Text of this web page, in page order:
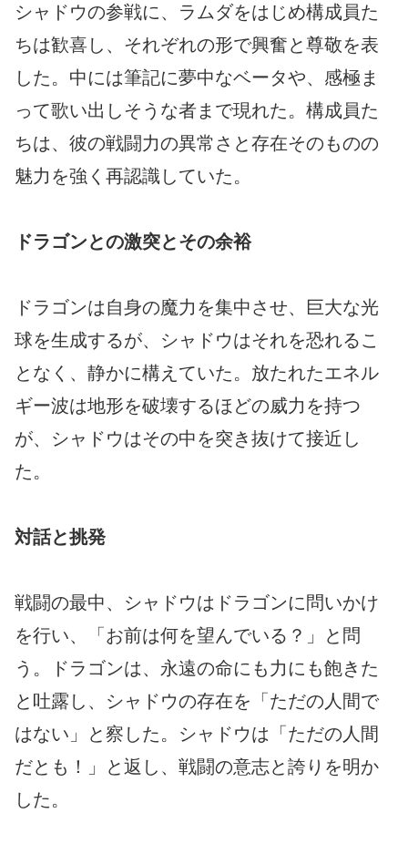
シャドウの参戦に、ラムダをはじめ構成員た
ちは歓喜し、それぞれの形で興奮と尊敬を表
した。中には筆記に夢中なベータや、感極ま
って歌い出しそうな者まで現れた。構成員た
ちは、彼の戦闘力の異常さと存在そのものの
魅力を強く再認識していた。
ドラゴンとの激突とその余裕
ドラゴンは自身の魔力を集中させ、巨大な光
球を生成するが、シャドウはそれを恐れるこ
となく、静かに構えていた。放たれたエネル
ギー波は地形を破壊するほどの威力を持つ
が、シャドウはその中を突き抜けて接近し
た。
対話と挑発
戦闘の最中、シャドウはドラゴンに問いかけ
を行い、「お前は何を望んでいる？」と問
う。ドラゴンは、永遠の命にも力にも飽きた
と吐露し、シャドウの存在を「ただの人間で
はない」と察した。シャドウは「ただの人間
だとも！」と返し、戦闘の意志と誇りを明か
した。